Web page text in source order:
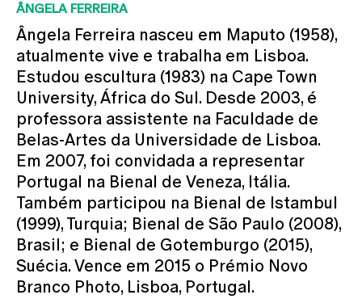
ÂNGELA FERREIRA
Ângela Ferreira nasceu em Maputo (1958),
atualmente vive e trabalha em Lisboa.
Estudou escultura (1983) na Cape Town
University, África do Sul. Desde 2003, é
professora assistente na Faculdade de
Belas-Artes da Universidade de Lisboa.
Em 2007, foi convidada a representar
Portugal na Bienal de Veneza, Itália.
Também participou na Bienal de Istambul
(1999), Turquia; Bienal de São Paulo (2008),
Brasil; e Bienal de Gotemburgo (2015),
Suécia. Vence em 2015 o Prémio Novo
Branco Photo, Lisboa, Portugal.